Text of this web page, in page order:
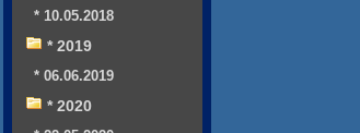
* 10.05.2018
* 2019
* 06.06.2019
* 2020